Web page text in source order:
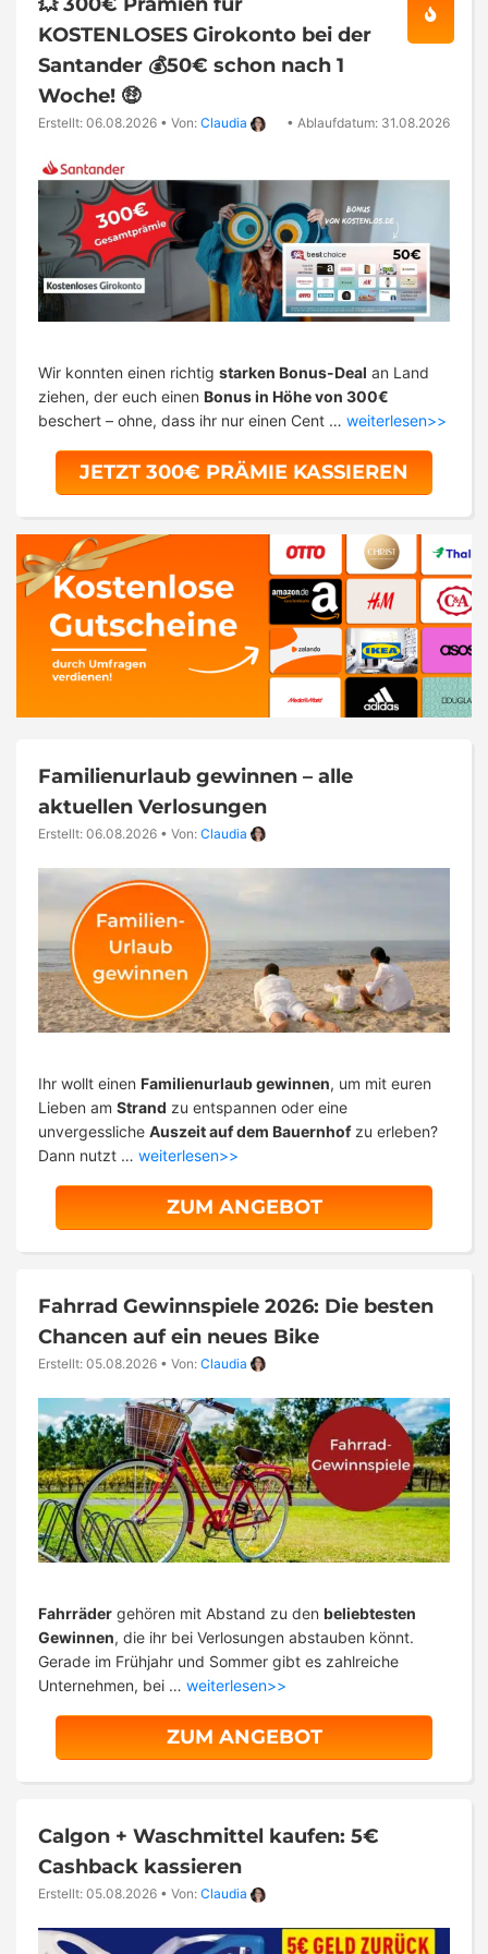
KOSTENLOSES Girokonto bei der
Santander 💰50€ schon nach 1
Woche! 🤑
Erstellt: 06.08.2026 • Von: Claudia • Ablaufdatum: 31.08.2026
Wir konnten einen richtig starken Bonus-Deal an Land
ziehen, der euch einen Bonus in Höhe von 300€
beschert – ohne, dass ihr nur einen Cent … weiterlesen>>
JETZT 300€ PRÄMIE KASSIEREN
Familienurlaub gewinnen – alle
aktuellen Verlosungen
Erstellt: 06.08.2026 • Von: Claudia
Ihr wollt einen Familienurlaub gewinnen, um mit euren
Lieben am Strand zu entspannen oder eine
unvergessliche Auszeit auf dem Bauernhofzu erleben?
Dann nutzt … weiterlesen>>
ZUM ANGEBOT
Fahrrad Gewinnspiele 2026: Die besten
Chancen auf ein neues Bike
Erstellt: 05.08.2026 • Von: Claudia
Fahrräder gehören mit Abstand zu den beliebtesten
Gewinnen, die ihr bei Verlosungen abstauben könnt.
Gerade im Frühjahr und Sommer gibt es zahlreiche
Unternehmen, bei … weiterlesen>>
ZUM ANGEBOT
Calgon + Waschmittel kaufen: 5€
Cashback kassieren
Erstellt: 05.08.2026 • Von: Claudia